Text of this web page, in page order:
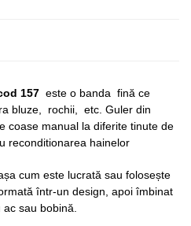
157 este o banda fină ce
bluze, rochii, etc. Guler din
coase manual la diferite tinute de
reconditionarea hainelor
cum este lucrată sau folosește
într-un design, apoi îmbinat
sau bobină.